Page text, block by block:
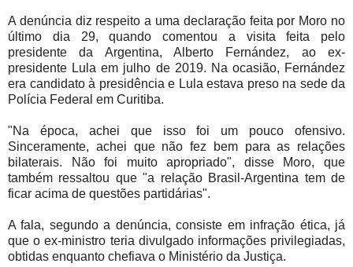
A denúncia diz respeito a uma declaração feita por Moro no
último dia 29, quando comentou a visita feita pelo
presidente da Argentina, Alberto Fernández, ao ex-
presidente Lula em julho de 2019. Na ocasião, Fernández
era candidato à presidência e Lula estava preso na sede da
Polícia Federal em Curitiba.
"Na época, achei que isso foi um pouco ofensivo.
Sinceramente, achei que não fez bem para as relações
bilaterais. Não foi muito apropriado", disse Moro, que
também ressaltou que "a relação Brasil-Argentina tem de
ficar acima de questões partidárias".
A fala, segundo a denúncia, consiste em infração ética, já
que o ex-ministro teria divulgado informações privilegiadas,
obtidas enquanto chefiava o Ministério da Justiça.